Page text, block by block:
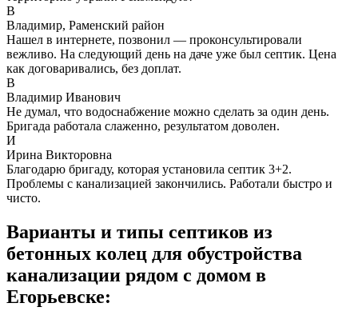
В
Владимир, Раменский район
Нашел в интернете, позвонил — проконсультировали
вежливо. На следующий день на даче уже был септик. Цена
как договаривались, без доплат.
В
Владимир Иванович
Не думал, что водоснабжение можно сделать за один день.
Бригада работала слаженно, результатом доволен.
И
Ирина Викторовна
Благодарю бригаду, которая установила септик 3+2.
Проблемы с канализацией закончились. Работали быстро и
чисто.
Варианты и типы септиков из
бетонных колец для обустройства
канализации рядом с домом в
Егорьевске: